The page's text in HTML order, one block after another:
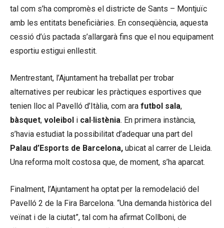
tal com s’ha compromès el districte de Sants – Montjuïc
amb les entitats beneficiàries. En conseqüència, aquesta
cessió d’ús pactada s’allargarà fins que el nou equipament
esportiu estigui enllestit.
Mentrestant, l’Ajuntament ha treballat per trobar
alternatives per reubicar les pràctiques esportives que
tenien lloc al Pavelló d’Itàlia, com ara futbol sala,
bàsquet, voleibol i cal·listènia. En primera instància,
s’havia estudiat la possibilitat d’adequar una part del
Palau d’Esports de Barcelona, ubicat al carrer de Lleida.
Una reforma molt costosa que, de moment, s’ha aparcat.
Finalment, l’Ajuntament ha optat per la remodelació del
Pavelló 2 de la Fira Barcelona. “Una demanda històrica del
veïnat i de la ciutat”, tal com ha afirmat Collboni, de